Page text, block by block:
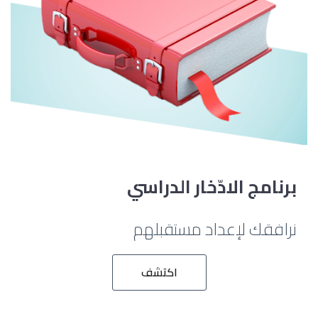
برنامج الادّخار الدراسي
نرافقك لإعداد مستقبلهم
اكتشف